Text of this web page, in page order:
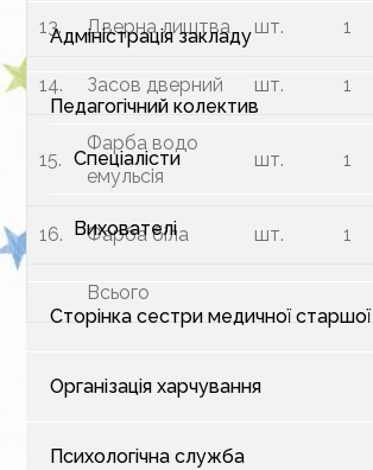
13. Дверна лиштва шт. 1
14. Засов дверний шт. 1
15.
Фарба водо
емульсія
шт. 1
16. Фарба біла шт. 1
Всього
Адміністрація закладу
Педагогічний колектив
Спеціалісти
Вихователі
Сторінка сестри медичної старшої
Організація харчування
Психологічна служба